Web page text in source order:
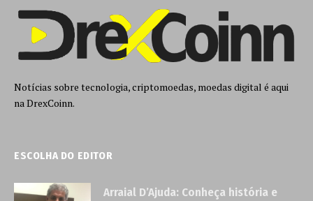
Notícias sobre tecnologia, criptomoedas, moedas digital é aqui
na DrexCoinn.
ESCOLHA DO EDITOR
Arraial D’Ajuda: Conheça história e